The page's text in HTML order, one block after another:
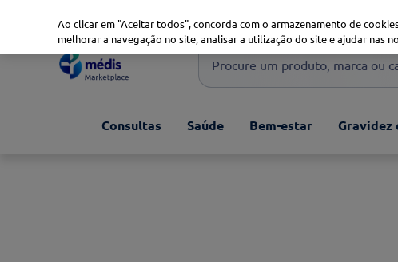
Procure um produto, marca ou
1º xiaomi
Consultas Saúde Bem-estar Gravidez
Ao clicar em "Aceitar todos", concorda com o armazenamento de
melhorar a navegação no site, analisar a utilização do site e ajudar nas